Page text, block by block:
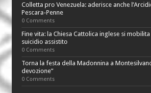
Colletta pro Venezuela: aderisce anche
Pescara-Penne
0 Comments
Fine vita: la Chiesa Cattolica inglese si
suicidio assistito
0 Comments
Torna la festa della Madonnina a
devozione”
0 Comments